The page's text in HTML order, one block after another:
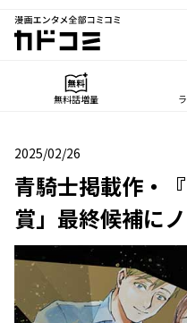
漫画エンタメ全部コミコミ
カドコミ
無料話増量
2025/02/26
2025年02月26日
青騎士掲載作・
賞」最終候補に